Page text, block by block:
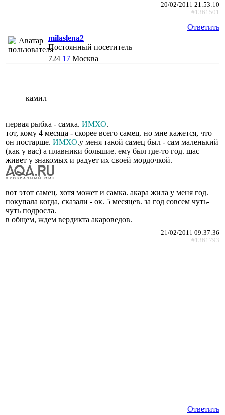
20/02/2011 21:53:10
#1361501
Ответить
milaslena2
Постоянный посетитель
724 17 Москва
камил
первая рыбка - самка. ИМХО.
тот, кому 4 месяца - скорее всего самец. но мне кажется, что
он постарше. ИМХО.у меня такой самец был - сам маленький
(как у вас) а плавники большие. ему был где-то год. щас
живет у знакомых и радует их своей мордочкой.
вот этот самец. хотя может и самка. акара жила у меня год.
покупала когда, сказали - ок. 5 месяцев. за год совсем чуть-
чуть подросла.
в общем, ждем вердикта акароведов.
21/02/2011 09:37:36
#1361793
Ответить